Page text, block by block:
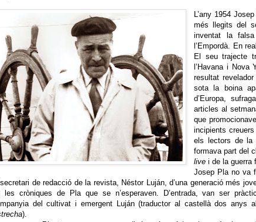
L’any 1954
més llegits del
inventat la
l’Empordà. En
El seu trajecte
l’Havana i Nova
resultat
sota la boina
d’Europa,
articles al
que
incipients
els lectors de la
formava part del
live i de la guerra
Josep Pla no va
de redacció de la revista, Néstor Luján, d’una generació més
les cròniques de Pla que se n’esperaven. D’entrada, van ser
del cultivat i emergent Luján (traductor al castellà dos anys
).